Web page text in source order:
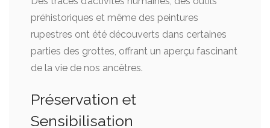
préhistoriques et même des peintures
rupestres ont été découverts dans certaines
parties des grottes, offrant un aperçu fascinant
de la vie de nos ancêtres.
Préservation et
Sensibilisation